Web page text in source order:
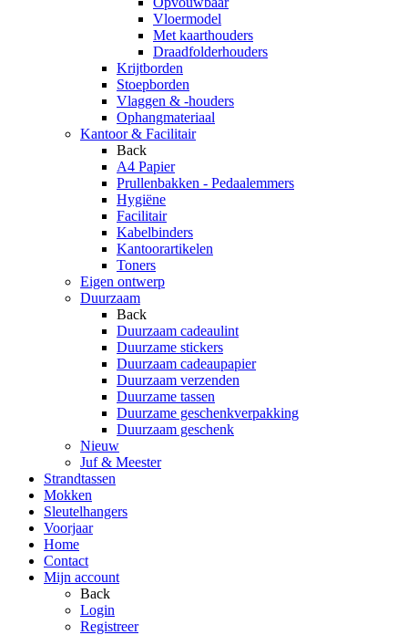
Vloermodel
Met kaarthouders
Draadfolderhouders
Krijtborden
Stoepborden
Vlaggen & -houders
Ophangmateriaal
Kantoor & Facilitair
Back
A4 Papier
Prullenbakken - Pedaalemmers
Hygiëne
Facilitair
Kabelbinders
Kantoorartikelen
Toners
Eigen ontwerp
Duurzaam
Back
Duurzaam cadeaulint
Duurzame stickers
Duurzaam cadeaupapier
Duurzaam verzenden
Duurzame tassen
Duurzame geschenkverpakking
Duurzaam geschenk
Nieuw
Juf & Meester
Strandtassen
Mokken
Sleutelhangers
Voorjaar
Home
Contact
Mijn account
Back
Login
Registreer